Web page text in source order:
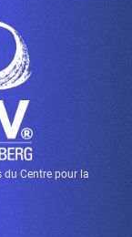
Centre pour la